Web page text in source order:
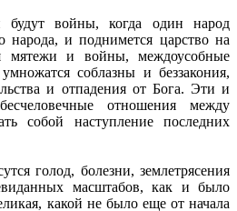
будут войны, когда один народ
народа, и поднимется царство на
мятежи и войны, междоусобные
соблазны и беззакония,
и отпадения от Бога. Эти и
отношения между
собой наступление последних
голод, болезни, землетрясения
масштабов, как и было
какой не было еще от начала